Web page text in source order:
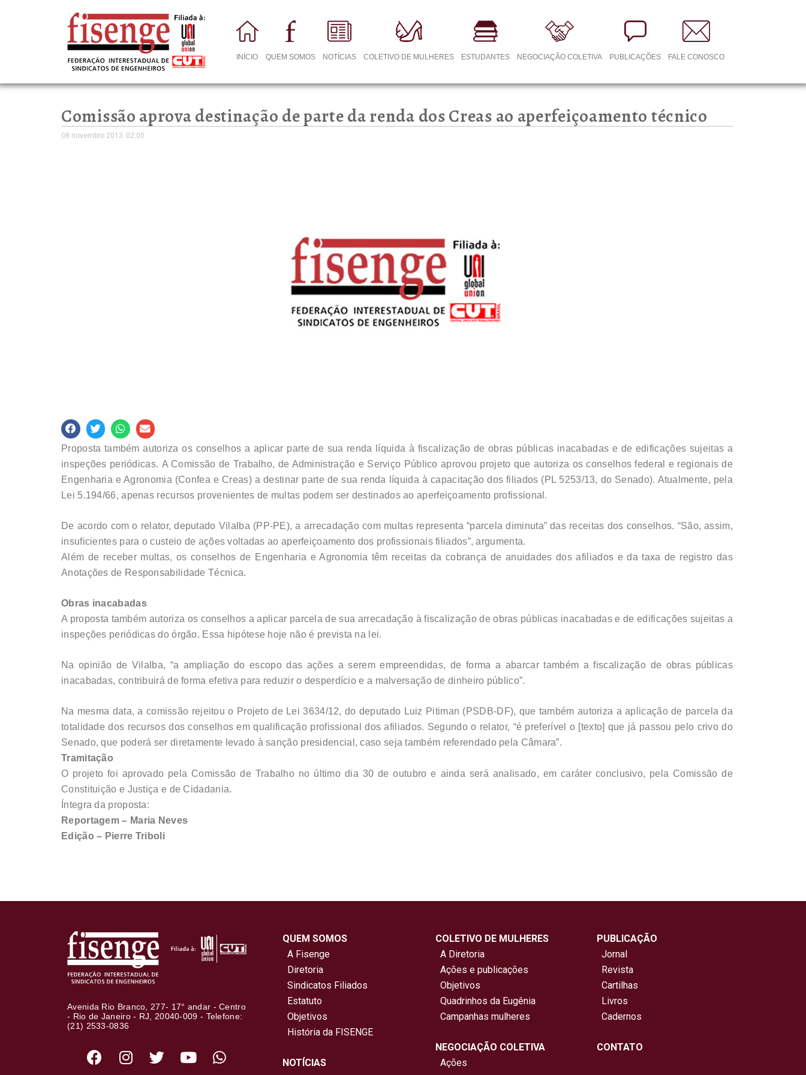
INÍCIO QUEM SOMOS NOTÍCIAS COLETIVO DE MULHERES ESTUDANTES NEGOCIAÇÃO COLETIVA PUBLICAÇÕES FALE CONOSCO
Comissão aprova destinação de parte da renda dos Creas ao aperfeiçoamento técnico
08 novembro 2013 02:00
Proposta também autoriza os conselhos a aplicar parte de sua renda líquida à fiscalização de obras públicas inacabadas e de edificações sujeitas a
inspeções periódicas. A Comissão de Trabalho, de Administração e Serviço Público aprovou projeto que autoriza os conselhos federal e regionais de
Engenharia e Agronomia (Confea e Creas) a destinar parte de sua renda líquida à capacitação dos filiados (PL 5253/13, do Senado). Atualmente, pela
Lei 5.194/66, apenas recursos provenientes de multas podem ser destinados ao aperfeiçoamento profissional.
De acordo com o relator, deputado Vilalba (PP-PE), a arrecadação com multas representa “parcela diminuta” das receitas dos conselhos. “São, assim,
insuficientes para o custeio de ações voltadas ao aperfeiçoamento dos profissionais filiados”, argumenta.
Além de receber multas, os conselhos de Engenharia e Agronomia têm receitas da cobrança de anuidades dos afiliados e da taxa de registro das
Anotações de Responsabilidade Técnica.
Obras inacabadas
A proposta também autoriza os conselhos a aplicar parcela de sua arrecadação à fiscalização de obras públicas inacabadas e de edificações sujeitas a
inspeções periódicas do órgão. Essa hipótese hoje não é prevista na lei.
Na opinião de Vilalba, “a ampliação do escopo das ações a serem empreendidas, de forma a abarcar também a fiscalização de obras públicas
inacabadas, contribuirá de forma efetiva para reduzir o desperdício e a malversação de dinheiro público”.
Na mesma data, a comissão rejeitou o Projeto de Lei 3634/12, do deputado Luiz Pitiman (PSDB-DF), que também autoriza a aplicação de parcela da
totalidade dos recursos dos conselhos em qualificação profissional dos afiliados. Segundo o relator, “é preferível o [texto] que já passou pelo crivo do
Senado, que poderá ser diretamente levado à sanção presidencial, caso seja também referendado pela Câmara”.
Tramitação
O projeto foi aprovado pela Comissão de Trabalho no último dia 30 de outubro e ainda será analisado, em caráter conclusivo, pela Comissão de
Constituição e Justiça e de Cidadania.
Íntegra da proposta:
Reportagem – Maria Neves
Edição – Pierre Triboli
Avenida Rio Branco, 277- 17° andar - Centro
- Rio de Janeiro - RJ, 20040-009 - Telefone:
(21) 2533-0836
QUEM SOMOS
A Fisenge
Diretoria
Sindicatos Filiados
Estatuto
Objetivos
História da FISENGE
NOTÍCIAS
COLETIVO DE MULHERES
A Diretoria
Ações e publicações
Objetivos
Quadrinhos da Eugênia
Campanhas mulheres
NEGOCIAÇÃO COLETIVA
Ações
PUBLICAÇÃO
Jornal
Revista
Cartilhas
Livros
Cadernos
CONTATO